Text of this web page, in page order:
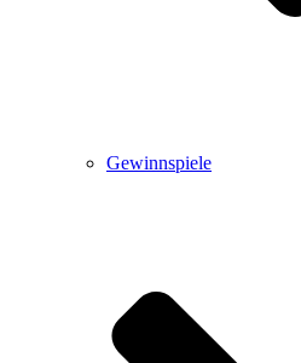
Gewinnspiele